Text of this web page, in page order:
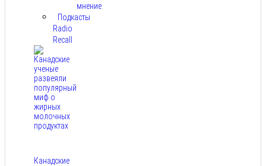
мнение
Подкасты
Radio
Recall
Канадские